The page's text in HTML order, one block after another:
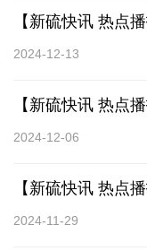
【新硫快讯 热点
2024-12-13
【新硫快讯 热点
2024-12-06
【新硫快讯 热点
2024-11-29